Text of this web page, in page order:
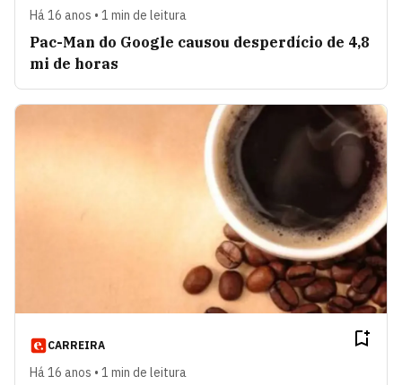
Há 16 anos • 1 min de leitura
Pac-Man do Google causou desperdício de 4,8
mi de horas
CARREIRA
Há 16 anos • 1 min de leitura